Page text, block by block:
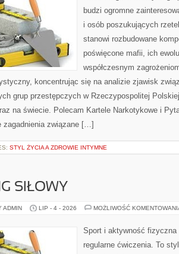
budzi ogromne
i osób poszukujących
stanowi rozbudowane
poświęcone mafii, ich
współczesnym
koncentrując się na analizie zjawisk
grup przestępczych w Rzeczypospolitej
na świecie. Polecam Kartele Narkotykowe i
zagadnienia związane […]
STYL ŻYCIA A ZDROWIE INTYMNE
SIŁOWY
ADMIN LIP - 4 - 2026 MOŻLIWOŚĆ
Sport i aktywność
regularne ćwiczenia. To